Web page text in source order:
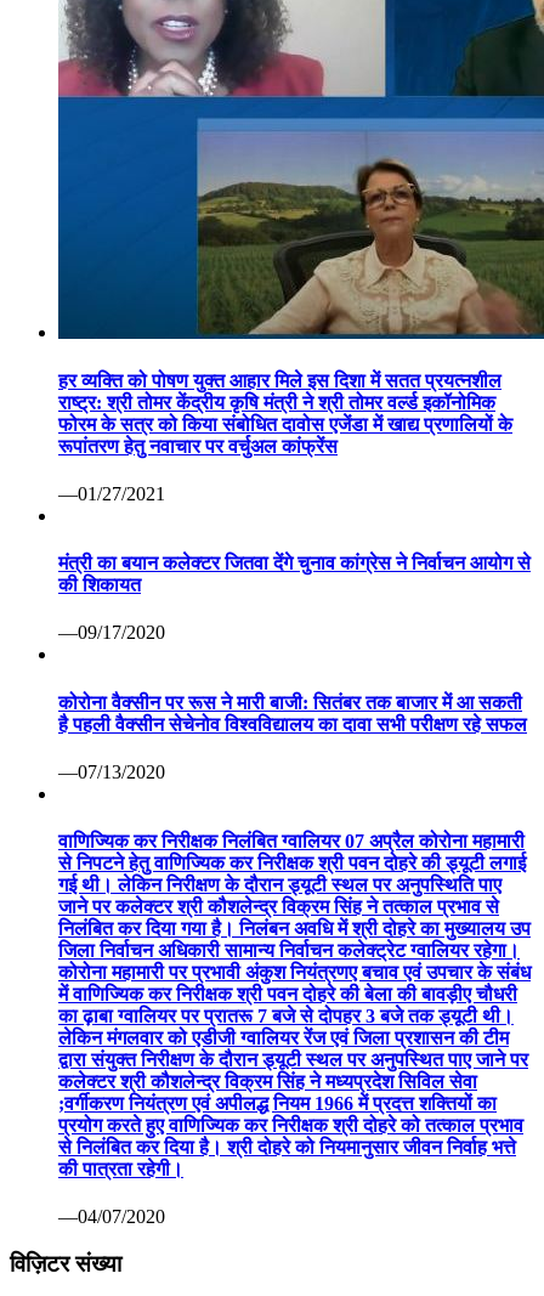
हर व्यक्ति को पोषण युक्त आहार मिले इस दिशा में सतत प्रयत्नशील
राष्ट्र: श्री तोमर केंद्रीय कृषि मंत्री ने श्री तोमर वर्ल्ड इकॉनोमिक
फोरम के सत्र को किया संबोधित दावोस एजेंडा में खाद्य प्रणालियों के
रूपांतरण हेतु नवाचार पर वर्चुअल कांफ्रेंस
—01/27/2021
मंत्री का बयान कलेक्टर जितवा देंगे चुनाव कांग्रेस ने निर्वाचन आयोग से
की शिकायत
—09/17/2020
कोरोना वैक्सीन पर रूस ने मारी बाजी: सितंबर तक बाजार में आ सकती
है पहली वैक्सीन सेचेनोव विश्वविद्यालय का दावा सभी परीक्षण रहे सफल
—07/13/2020
वाणिज्यिक कर निरीक्षक निलंबित ग्वालियर 07 अप्रैल कोरोना महामारी
से निपटने हेतु वाणिज्यिक कर निरीक्षक श्री पवन दोहरे की ड्यूटी लगाई
गई थी। लेकिन निरीक्षण के दौरान ड्यूटी स्थल पर अनुपस्थिति पाए
जाने पर कलेक्टर श्री कौशलेन्द्र विक्रम सिंह ने तत्काल प्रभाव से
निलंबित कर दिया गया है। निलंबन अवधि में श्री दोहरे का मुख्यालय उप
जिला निर्वाचन अधिकारी सामान्य निर्वाचन कलेक्ट्रेट ग्वालियर रहेगा।
कोरोना महामारी पर प्रभावी अंकुश नियंत्रणए बचाव एवं उपचार के संबंध
में वाणिज्यिक कर निरीक्षक श्री पवन दोहरे की बेला की बावड़ीए चौधरी
का ढ़ाबा ग्वालियर पर प्रातरू 7 बजे से दोपहर 3 बजे तक ड्यूटी थी।
लेकिन मंगलवार को एडीजी ग्वालियर रेंज एवं जिला प्रशासन की टीम
द्वारा संयुक्त निरीक्षण के दौरान ड्यूटी स्थल पर अनुपस्थित पाए जाने पर
कलेक्टर श्री कौशलेन्द्र विक्रम सिंह ने मध्यप्रदेश सिविल सेवा
;वर्गीकरण नियंत्रण एवं अपीलद्ध नियम 1966 में प्रदत्त शक्तियों का
प्रयोग करते हुए वाणिज्यिक कर निरीक्षक श्री दोहरे को तत्काल प्रभाव
से निलंबित कर दिया है। श्री दोहरे को नियमानुसार जीवन निर्वाह भत्ते
की पात्रता रहेगी।
—04/07/2020
विज़िटर संख्या